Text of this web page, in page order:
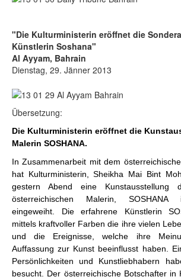
"Die Kulturministerin eröffnet die
Künstlerin Soshana"
Al Ayyam, Bahrain
Dienstag, 29. Jänner 2013
Übersetzung:
Die Kulturministerin eröffnet die
Malerin SOSHANA.
In Zusammenarbeit mit dem
hat Kulturministerin, Sheikha Mai Bint
gestern Abend eine Kunstausstellung
österreichischen Malerin, SOSHANA
eingeweiht. Die erfahrene Künstlerin
mittels kraftvoller Farben die ihre vielen
und die Ereignisse, welche ihre
Auffassung zur Kunst beeinflusst haben.
Persönlichkeiten und Kunstliebhabern
besucht. Der österreichische Botschafter in